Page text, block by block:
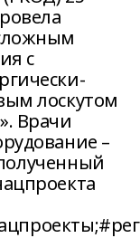
с
лоскутом
Врачи
–